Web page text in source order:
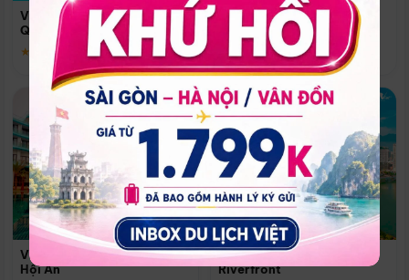
Vinpearl Resort & Spa Phu
Quoc
★ 5.0
Quoc
Phú Quốc
★ 5.0
Vinpearl Resort & Golf Nam
Hội An
Melia Vinpearl Danang
Riverfront